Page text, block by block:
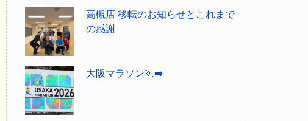
高槻店 移転のお知らせとこれまで
の感謝
大阪マラソン🏃‍➡️